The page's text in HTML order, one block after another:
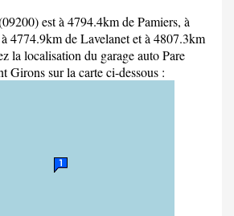
est à 4794.4km de Pamiers, à
4774.9km de Lavelanet et à 4807.3km
la localisation du garage auto Pare
Girons sur la carte ci-dessous :